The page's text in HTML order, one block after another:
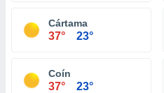
Cártama
37° 23°
Coín
37° 23°